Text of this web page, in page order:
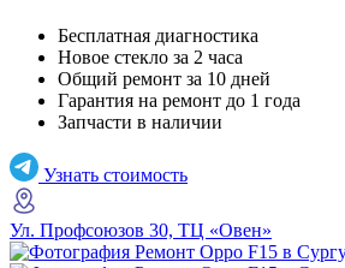
Бесплатная диагностика
Новое стекло за 2 часа
Общий ремонт за 10 дней
Гарантия на ремонт до 1 года
Запчасти в наличии
Узнать стоимость
Ул. Профсоюзов 30, ТЦ «Овен»